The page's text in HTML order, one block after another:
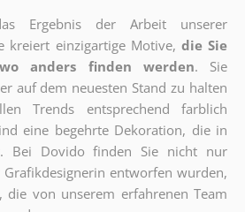
Ergebnis der Arbeit unserer
kreiert einzigartige Motive, die Sie
anders finden werden. Sie
auf dem neuesten Stand zu halten
Trends entsprechend farblich
eine begehrte Dekoration, die in
Bei Dovido finden Sie nicht nur
entworfen wurden,
die von unserem erfahrenen Team